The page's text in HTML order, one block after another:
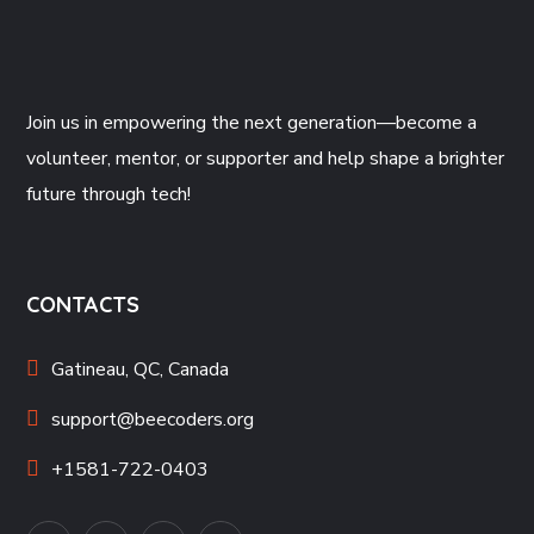
Join us in empowering the next generation—become a
volunteer, mentor, or supporter and help shape a brighter
future through tech!
CONTACTS
Gatineau, QC, Canada
support@beecoders.org
+1581-722-0403